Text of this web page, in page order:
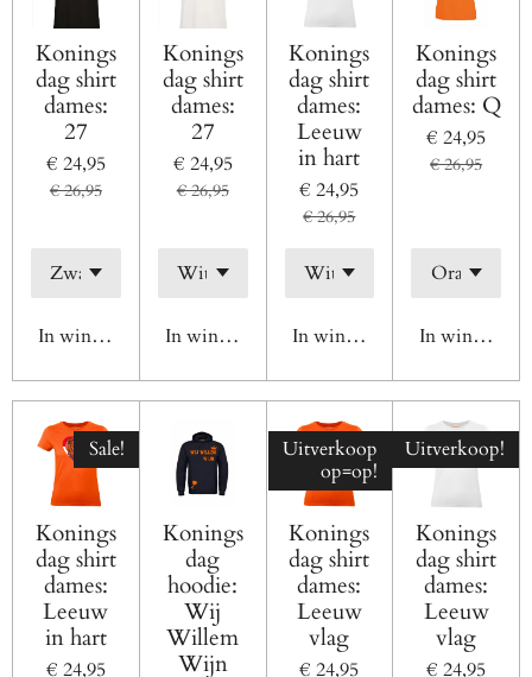
Konings
dag shirt
dames:
27
€ 24,95
€ 26,95
In winkelwagen
Konings
dag shirt
dames:
27
€ 24,95
€ 26,95
In winkelwagen
Konings
dag shirt
dames:
Leeuw
in hart
€ 24,95
€ 26,95
In winkelwagen
Konings
dag shirt
dames: Q
€ 24,95
€ 26,95
In
Sale!
Konings
dag shirt
dames:
Leeuw
in hart
€ 24,95
Konings
dag
hoodie:
Wij
Willem
Wijn
Uitverkoop
op=op!
Konings
dag shirt
dames:
Leeuw
vlag
€ 24,95
Uitverkoop!
Konings
dag shirt
dames:
Leeuw
vlag
€ 24,95